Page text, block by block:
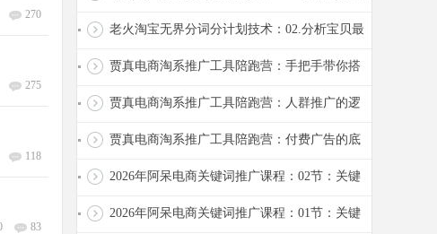
270
275
118
83
来源分析数据
老火淘宝无界分词分计划技术：02.分析宝贝最
优卖点确定核心词
贾真电商淘系推广工具陪跑营：手把手带你搭
建精准人群推广2026.6.1
贾真电商淘系推广工具陪跑营：人群推广的逻
辑2026.5.29
贾真电商淘系推广工具陪跑营：付费广告的底
层逻辑商2026.5.27
2026年阿呆电商关键词推广课程：02节：关键
词推广智能出价
2026年阿呆电商关键词推广课程：01节：关键